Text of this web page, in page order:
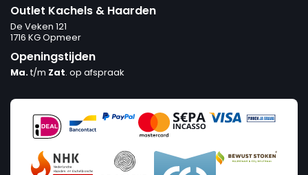
Outlet Kachels & Haarden
De Veken 121
1716 KG Opmeer
Openingstijden
Ma.t/m Zat. op afspraak